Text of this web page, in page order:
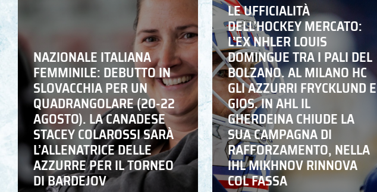
NAZIONALE ITALIANA
FEMMINILE: DEBUTTO IN
SLOVACCHIA PER UN
QUADRANGOLARE (20-22
AGOSTO). LA CANADESE
STACEY COLAROSSI SARÀ
L’ALLENATRICE DELLE
AZZURRE PER IL TORNEO
DI BARDEJOV
LE UFFICIALITÀ
DELL’HOCKEY MERCATO:
L’EX NHLER LOUIS
DOMINGUE TRA I PALI DEL
BOLZANO. AL MILANO HC
GLI AZZURRI FRYCKLUND E
GIOS. IN AHL IL
GHERDEINA CHIUDE LA
SUA CAMPAGNA DI
RAFFORZAMENTO, NELLA
IHL MIKHNOV RINNOVA
COL FASSA